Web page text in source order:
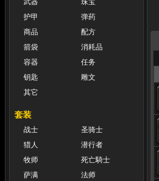
武器
珠宝
护甲
弹药
商品
配方
箭袋
消耗品
容器
任务
钥匙
雕文
其它
套装
战士
圣骑士
猎人
潜行者
牧师
死亡騎士
萨满
法师